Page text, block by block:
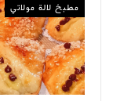
مطبخ لالة مولاتي